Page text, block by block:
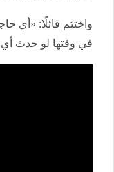
واختتم قائلًا: «أي
في وقتها لو حدث